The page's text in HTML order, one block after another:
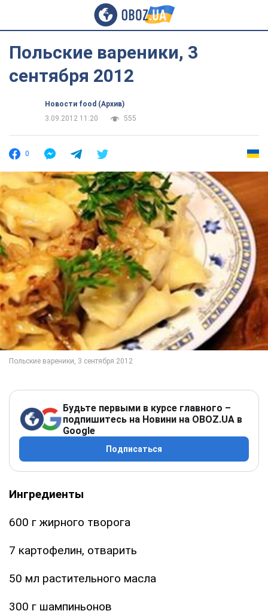
Польские вареники, 3
сентября 2012
Новости food (Архив)
3.09.2012 11:20
555
0
Будьте первыми в курсе главного –
подпишитесь на Новини на OBOZ.UA в
Google
Подписаться
Ингредиенты
600 г жирного творога
7 картофелин, отварить
50 мл растительного масла
300 г шампиньонов